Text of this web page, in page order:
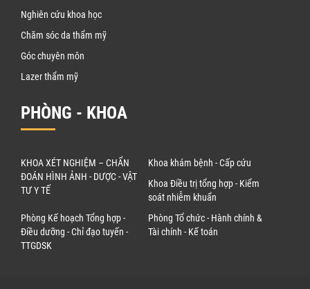
Nghiên cứu khoa học
Chăm sóc da thẩm mỹ
Góc chuyên môn
Lazer thẩm mỹ
PHÒNG - KHOA
KHOA XÉT NGHIỆM – CHẨN
ĐOÁN HÌNH ẢNH - DƯỢC - VẬT
TƯ Y TẾ
Khoa khám bệnh - Cấp cứu
Khoa Điều trị tổng hợp - Kiểm
soát nhiễm khuẩn
Phòng Kế hoạch Tổng hợp -
Điều dưỡng - Chỉ đạo tuyến -
TTGDSK
Phòng Tổ chức - Hành chính &
Tài chính - Kế toán